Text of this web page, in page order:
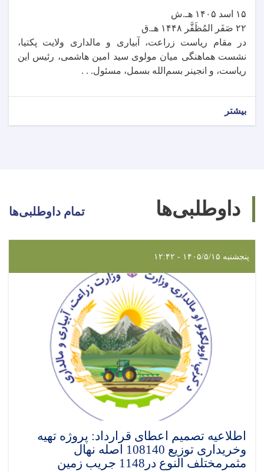
۱۵ اسد ۱۴۰۵ هـ.ش
۲۲ صَفَر المُظَفَّر ۱۴۴۸ هـ.ق
در مقام ریاست زراعت، آبیاری و مالداری ولایت پکتیا،
نشست هماهنگی میان مولوی سید امین هاشمی، رئیس این
ریاست، و انجینر بسم‌الله بسمل، مسئول. . .
بیشتر
داوطلبی‌ها تمام داوطلبی‌ها
پنجشنبه ۱۴۰۵/۵/۱۵ - ۱۲:۴۲
اطلاعیه تصمیم اعطای قرارداد: پروژه تهیه
وخریداری توزیع 108140 اصله نهال
مثمرمختلف النوع در1148 جریب زمین